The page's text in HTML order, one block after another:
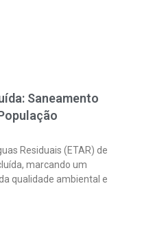
Saneamento
Residuais (ETAR) de
marcando um
qualidade ambiental e